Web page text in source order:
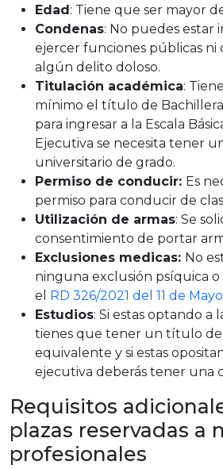
Edad : Tiene que ser mayor
Condenas: No puedes estar
ejercer funciones públicas ni
algún delito doloso.
Titulación académica:
mínimo el título de
para ingresar a la Escala
Ejecutiva se necesita tener
universitario de grado.
Permiso de conducir: Es
permiso para conducir de
Utilización de armas: Se
consentimiento de portar
Exclusiones medicas: No
ninguna exclusión psíquica o
el
RD 326/2021 del 11 de
Estudios: Si estas optando a
tienes que tener un título
equivalente y si estas
ejecutiva deberás tener una
Requisitos
plazas reservadas a
profesionales